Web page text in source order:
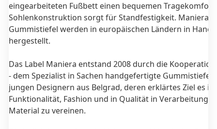
eingearbeiteten Fußbett einen bequemen
Sohlenkonstruktion sorgt für Standfestigkeit. Maniera
Gummistiefel werden in europäischen Ländern in
hergestellt.
Das Label Maniera entstand 2008 durch die
- dem Spezialist in Sachen handgefertigte Gummistiefel
jungen Designern aus Belgrad, deren erklärtes Ziel es
Funktionalität, Fashion und in Qualität in Verarbeitung
Material zu vereinen.